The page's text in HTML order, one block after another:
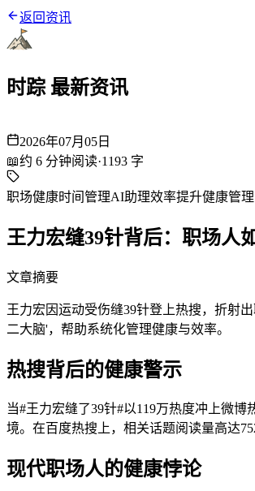
返回资讯
时踪 最新资讯
2026年07月05日
📖约 6 分钟阅读·1193 字
职场健康时间管理AI助理效率提升健康管理
王力宏缝39针背后：职场人
文章摘要
王力宏因运动受伤缝39针登上热搜，折射
二大脑'，帮助系统化管理健康与效率。
热搜背后的健康警示
当#王力宏缝了39针#以119万热度冲上微
境。在百度热搜上，相关话题阅读量高达
现代职场人的健康悖论